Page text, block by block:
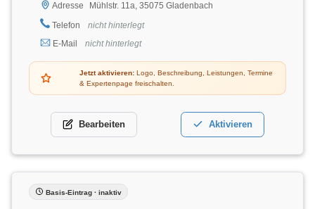
Adresse
Mühlstr. 11a, 35075 Gladenbach
Telefon
nicht hinterlegt
E-Mail
nicht hinterlegt
Jetzt aktivieren: Logo, Beschreibung, Leistungen, Termine
& Expertenpage freischalten.
Bearbeiten Aktivieren
Basis-Eintrag · inaktiv